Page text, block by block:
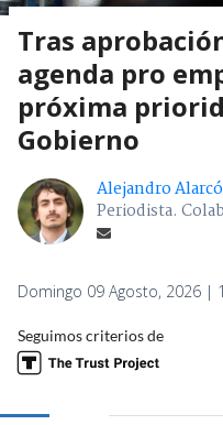
Tras
agenda pro
próxima
Gobierno
Alejandro
Periodista.
Domingo 09 Agosto, 2026 |
Seguimos criterios de